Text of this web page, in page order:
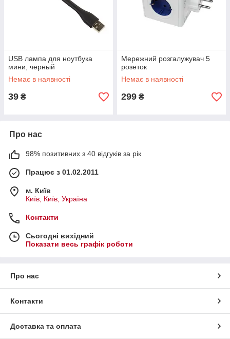
USB лампа для ноутбука
мини, черный
Немає в наявності
39 ₴
Мережний розгалужувач 5
розеток
Немає в наявності
299 ₴
Про нас
98% позитивних з 40 відгуків за рік
Працює з 01.02.2011
м. Київ
Київ, Київ, Україна
Контакти
Сьогодні вихідний
Показати весь графік роботи
Про нас
Контакти
Доставка та оплата